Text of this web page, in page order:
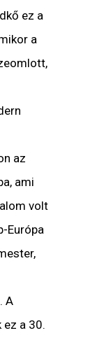
ez a
a
az
ami
volt
Európa
A
a 30.